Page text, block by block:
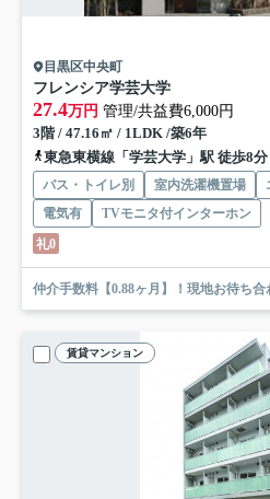
目黒区中央町
フレンシア学芸大学
27.4万円 管理/共益費6,000円
3階 / 47.16㎡ / 1LDK /築6年
東急東横線「学芸大学」駅 徒歩8分
バス・トイレ別 室内洗濯機置場
電気有
TVモニタ付インターホン
礼0
仲介手数料【0.88ヶ月】！現地お待ち合
賃貸マンション